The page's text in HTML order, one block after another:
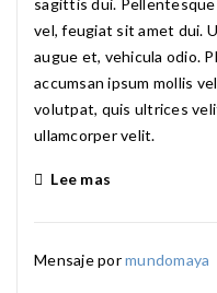
sagittis dui.
vel, feugiat sit amet dui.
augue et, vehicula odio.
accumsan ipsum mollis
volutpat, quis ultrices
ullamcorper velit.
Lee mas
Mensaje pormundomaya